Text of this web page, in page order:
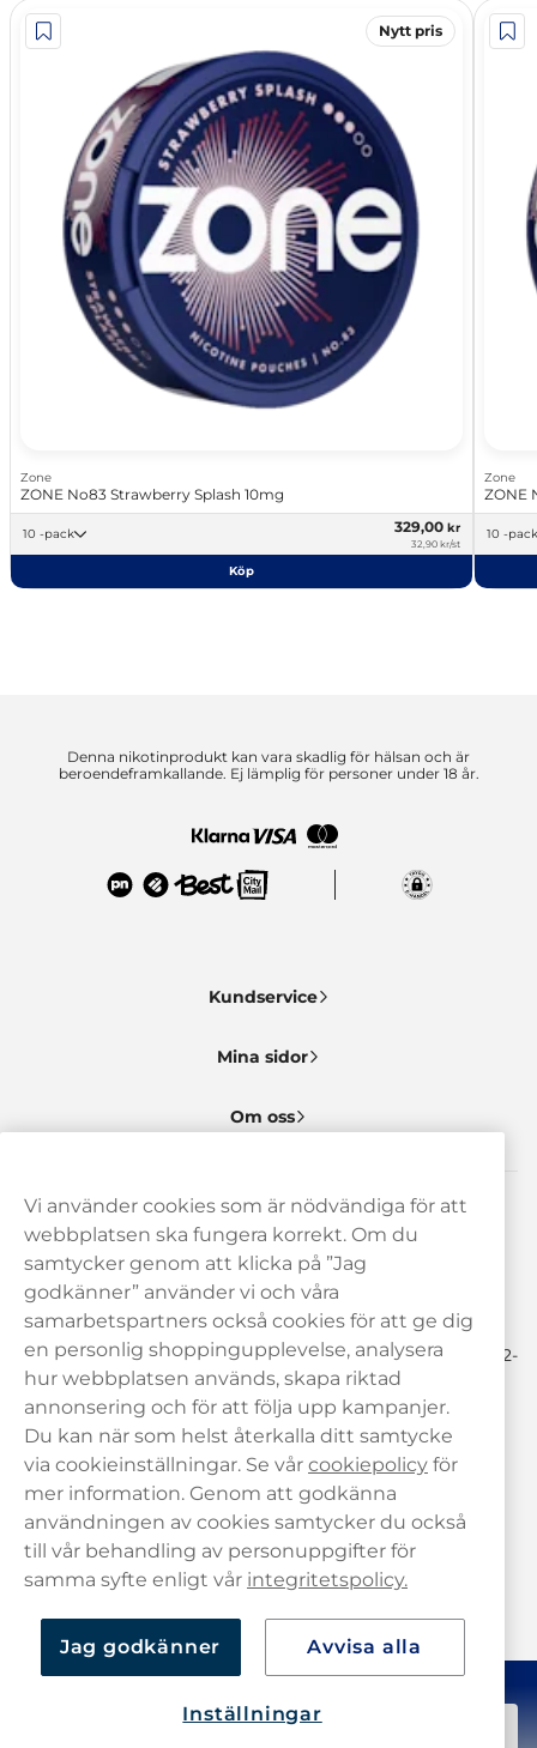
249,00 kr
Nytt pris
Zone
ZONE No83 Strawberry Splash 10mg
10 -pack 329,00 kr
32,90 kr/st
Köp
Zone
ZONE
10 -pack
Denna nikotinprodukt kan vara skadlig för hälsan och är
beroendeframkallande. Ej lämplig för personer under 18 år.
Behöver du hjälp? Kontakta oss gärna!
hej@haypp.com
08 517 910 97
Mån-Tor 8.00-17.00 | Fre 9.00-17.00 | (Lunchstängt må-fre 12-
13)
Kundservice
Mina sidor
Om oss
Vi använder cookies som är nödvändiga för att
webbplatsen ska fungera korrekt. Om du
samtycker genom att klicka på ”Jag
godkänner” använder vi och våra
samarbetspartners också cookies för att ge dig
en personlig shoppingupplevelse, analysera
hur webbplatsen används, skapa riktad
annonsering och för att följa upp kampanjer.
Du kan när som helst återkalla ditt samtycke
via cookieinställningar. Se vår cookiepolicy för
mer information. Genom att godkänna
användningen av cookies samtycker du också
till vår behandling av personuppgifter för
samma syfte enligt vår integritetspolicy.
Jag godkänner Avvisa alla
Inställningar